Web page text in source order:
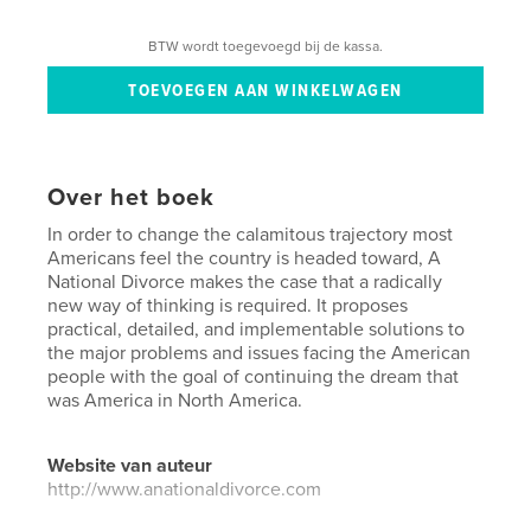
BTW wordt toegevoegd bij de kassa.
Over het boek
In order to change the calamitous trajectory most
Americans feel the country is headed toward, A
National Divorce makes the case that a radically
new way of thinking is required. It proposes
practical, detailed, and implementable solutions to
the major problems and issues facing the American
people with the goal of continuing the dream that
was America in North America.
Website van auteur
http://www.anationaldivorce.com